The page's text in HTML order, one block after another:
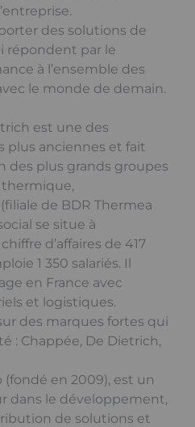
des solutions de
répondent par le
à l’ensemble des
le monde de demain.
est une des
plus anciennes et fait
des plus grands groupes
de BDR Thermea
se situe à
d’affaires de 417
1 350 salariés. Il
en France avec
et logistiques.
des marques fortes qui
: Chappée, De Dietrich,
(fondé en 2009), est un
dans le développement,
de solutions et